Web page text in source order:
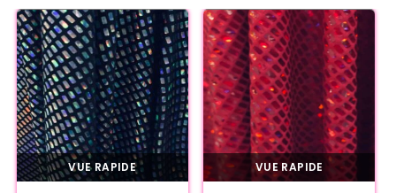
VUE RAPIDE VUE RAPIDE